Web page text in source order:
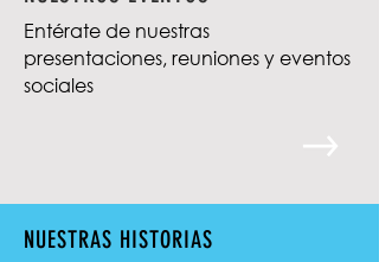
Entérate de nuestras
presentaciones, reuniones y eventos
sociales
NUESTRAS HISTORIAS